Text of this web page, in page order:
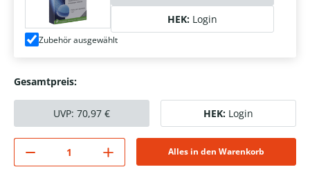
HEK: Login
Zubehör ausgewählt
Gesamtpreis:
UVP: 70,97 € HEK: Login
Alles in den Warenkorb